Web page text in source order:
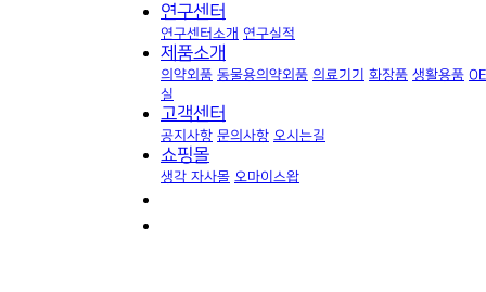
연구센터
연구센터소개 연구실적
제품소개
의약외품 동물용의약외품 의료기기 화장품 생활용품
실
고객센터
공지사항 문의사항 오시는길
쇼핑몰
생각 자사몰 오마이스왑